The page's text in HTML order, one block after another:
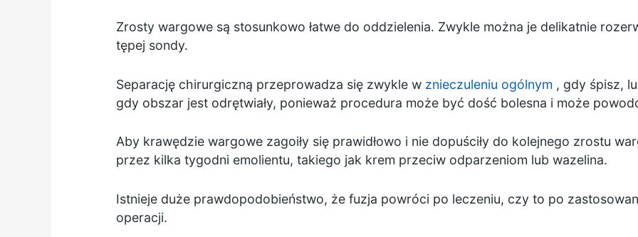
Zrosty wargowe są stosunkowo łatwe do oddzielenia. Zwykle można je delikatnie
tępej sondy.
Separację chirurgiczną przeprowadza się zwykle w znieczuleniu ogólnym , gdy śpisz,
gdy obszar jest odrętwiały, ponieważ procedura może być dość bolesna i może
Aby krawędzie wargowe zagoiły się prawidłowo i nie dopuściły do kolejnego zrostu
przez kilka tygodni emolientu, takiego jak krem przeciw odparzeniom lub wazelina.
Istnieje duże prawdopodobieństwo, że fuzja powróci po leczeniu, czy to po
operacji.